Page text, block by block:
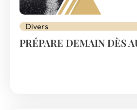
Divers
PRÉPARE DEMAIN DÈS